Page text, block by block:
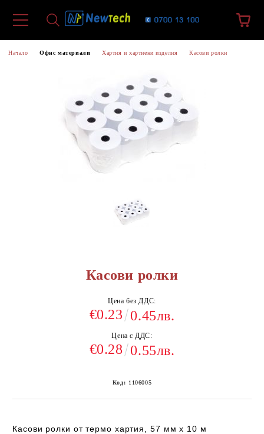
Начало Офис материали Хартия и хартиени изделия Касови ролки
Касови ролки
Цена без ДДС:
€0.23 0.45лв.
Цена с ДДС:
€0.28 0.55лв.
Код: 1106005
Касови ролки от термо хартия, 57 мм х 10 м